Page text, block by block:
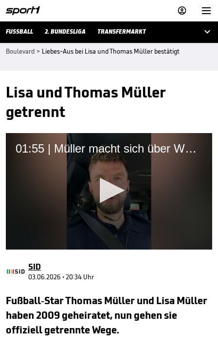


FUSSBALL 2. BUNDESLIGA TRANSFERMARKT 
Boulevard > Liebes-Aus bei Lisa und Thomas Müller bestätigt
Lisa und Thomas Müller
getrennt
01:55 | Müller macht sich über WM-Leaks lustig
of
1
seconds
SID
03.06.2026 • 20:34 Uhr
Fußball-Star Thomas Müller und Lisa Müller
haben 2009 geheiratet, nun gehen sie
offiziell getrennte Wege.